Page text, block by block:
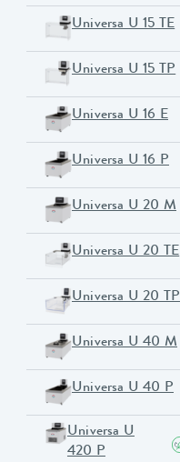
Universa U 15 TE
Universa U 15 TP
Universa U 16 E
Universa U 16 P
Universa U 20 M
Universa U 20 TE
Universa U 20 TP
Universa U 40 M
Universa U 40 P
Universa U
420 P